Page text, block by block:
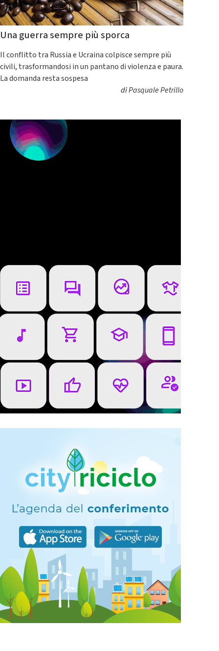
Una guerra sempre più sporca
Il conflitto tra Russia e Ucraina colpisce sempre più
civili, trasformandosi in un pantano di violenza e paura.
La domanda resta sospesa
diPasquale Petrillo